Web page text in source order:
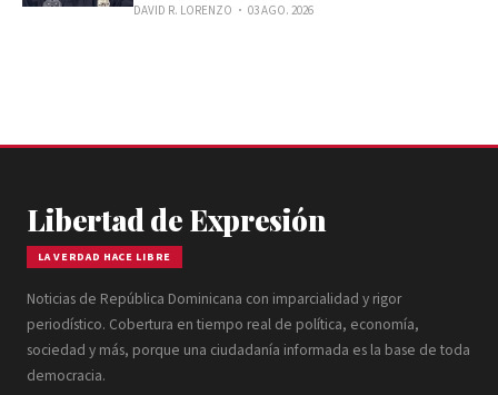
DAVID R. LORENZO 03 AGO. 2026
Libertad de Expresión
LA VERDAD HACE LIBRE
Noticias de República Dominicana con imparcialidad y rigor
periodístico. Cobertura en tiempo real de política, economía,
sociedad y más, porque una ciudadanía informada es la base de toda
democracia.